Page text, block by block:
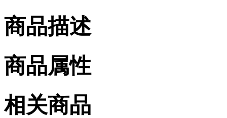
商品描述
商品属性
相关商品